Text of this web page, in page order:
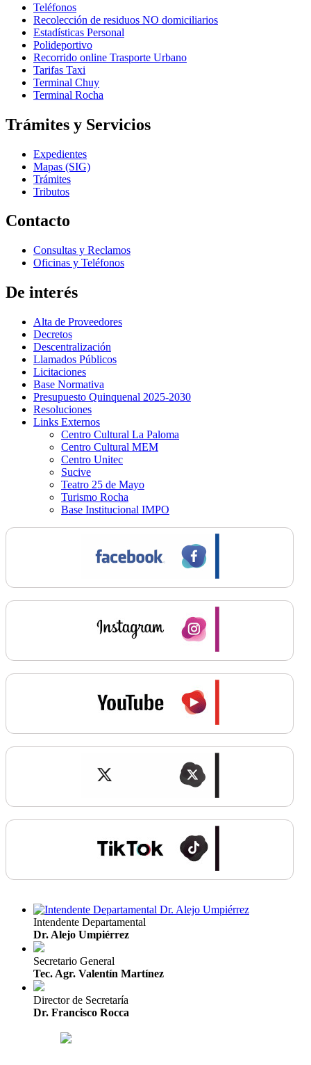
Teléfonos
Recolección de residuos NO domiciliarios
Estadísticas Personal
Polideportivo
Recorrido online Trasporte Urbano
Tarifas Taxi
Terminal Chuy
Terminal Rocha
Trámites y Servicios
Expedientes
Mapas (SIG)
Trámites
Tributos
Contacto
Consultas y Reclamos
Oficinas y Teléfonos
De interés
Alta de Proveedores
Decretos
Descentralización
Llamados Públicos
Licitaciones
Base Normativa
Presupuesto Quinquenal 2025-2030
Resoluciones
Links Externos
Centro Cultural La Paloma
Centro Cultural MEM
Centro Unitec
Sucive
Teatro 25 de Mayo
Turismo Rocha
Base Institucional IMPO
Intendente Departamental
Dr. Alejo Umpiérrez
Secretario General
Tec. Agr. Valentín Martínez
Director de Secretaría
Dr. Francisco Rocca